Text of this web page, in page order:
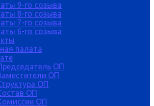
9-го созыва
8-го созыва
7-го созыва
6-го созыва
палата
ОП
ОП
ОП
ОП
ОП